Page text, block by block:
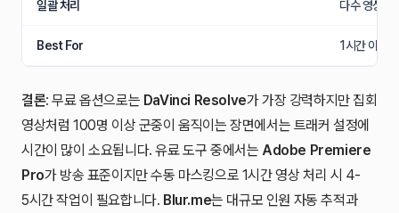
일괄 처리 다수 영상
Best For 1시간 이상
결론: 무료 옵션으로는 DaVinci Resolve가 가장 강력하지만 집회
영상처럼 100명 이상 군중이 움직이는 장면에서는 트래커 설정에
시간이 많이 소요됩니다. 유료 도구 중에서는 Adobe Premiere
Pro가 방송 표준이지만 수동 마스킹으로 1시간 영상 처리 시 4-
5시간 작업이 필요합니다. Blur.me는 대규모 인원 자동 추적과